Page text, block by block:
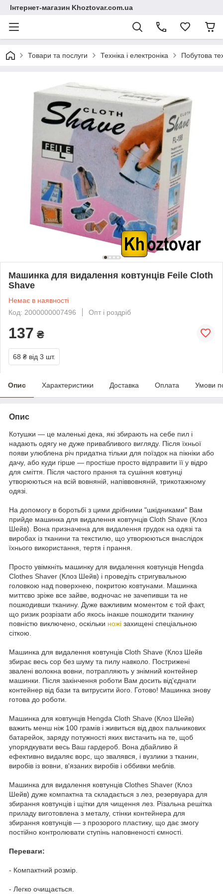
Інтернет-магазин Khoztovar.com.ua
Товари та послуги Техніка і електроніка Побутова
Машинка для видалення ковтунців Feile Cloth
Shave
Немає в наявності
Код: 2000000007496
Опт і роздріб
137 ₴
68 ₴ від 3 шт.
Опис Характеристики Доставка Оплата Умови
Опис
Котушки — це маленькі дека, які збирають на себе пил і
надають одягу не дуже привабливого вигляду. Після їхньої
появи улюблена річ придатна тільки для поїздок на пікніки або
дачу, або куди гірше — простіше просто відправити її у відро
для сміття. Після частого прання та сушіння ковтунці
утворюються на всій вовняній, напіввовняній, трикотажному
одязі.
На допомогу в боротьбі з цими дрібними "шкідниками" Вам
прийде машинка для видалення ковтунців Cloth Shave (Клоз
Шейв). Вона призначена для видалення грудок на одязі та
виробах із тканини та текстилю, що утворюються внаслідок
їхнього використання, тертя і прання.
Просто увімкніть машинку для видалення ковтунців Hengda
Clothes Shaver (Клоз Шейв) і проведіть стригувальною
головкою над поверхнею, покритою ковтунами. Машинка
миттєво зріже все зайве, водночас не зачепивши та не
пошкодивши тканину. Дуже важливим моментом є той факт,
що ризик розрізати або якось інакше пошкодити тканину
повністю виключено, оскільки ножі захищені спеціальною
сіткою.
Машинка для видалення ковтунців Cloth Shave (Клоз Шейв
збирає весь сор без шуму та пилу навколо. Пострижені
звалені волокна вовни, потрапляють у знімний контейнер
машинки. Після закінчення роботи Вам досить від'єднати
контейнер від бази та витрусити його. Готово! Машинка знову
готова до роботи.
Машинка для ковтунців Hengda Cloth Shave (Клоз Шейв)
важить менш ніж 100 грамів і живиться від двох пальчикових
батарейок, заряду потужності яких вистачить на те, щоб
упорядкувати весь Ваш гардероб. Вона дбайливо й
ефективно видаляє ворс, що звалявся, і вузлики з тканин,
виробів із вовни, в'язаних виробів і оббивки меблів.
Машинка для видалення ковтунців Clothes Shaver (Клоз
Шейв) дуже компактна та складається з лез, резервуара для
збирання ковтунців і щітки для чищення лез. Різальна решітка
приладу виготовлена з металу, стінки контейнера для
збирання ковтунців — з прозорого пластику, що дає змогу
постійно контролювати ступінь наповненості ємності.
Переваги:
- Компактний розмір.
- Легко очищається.